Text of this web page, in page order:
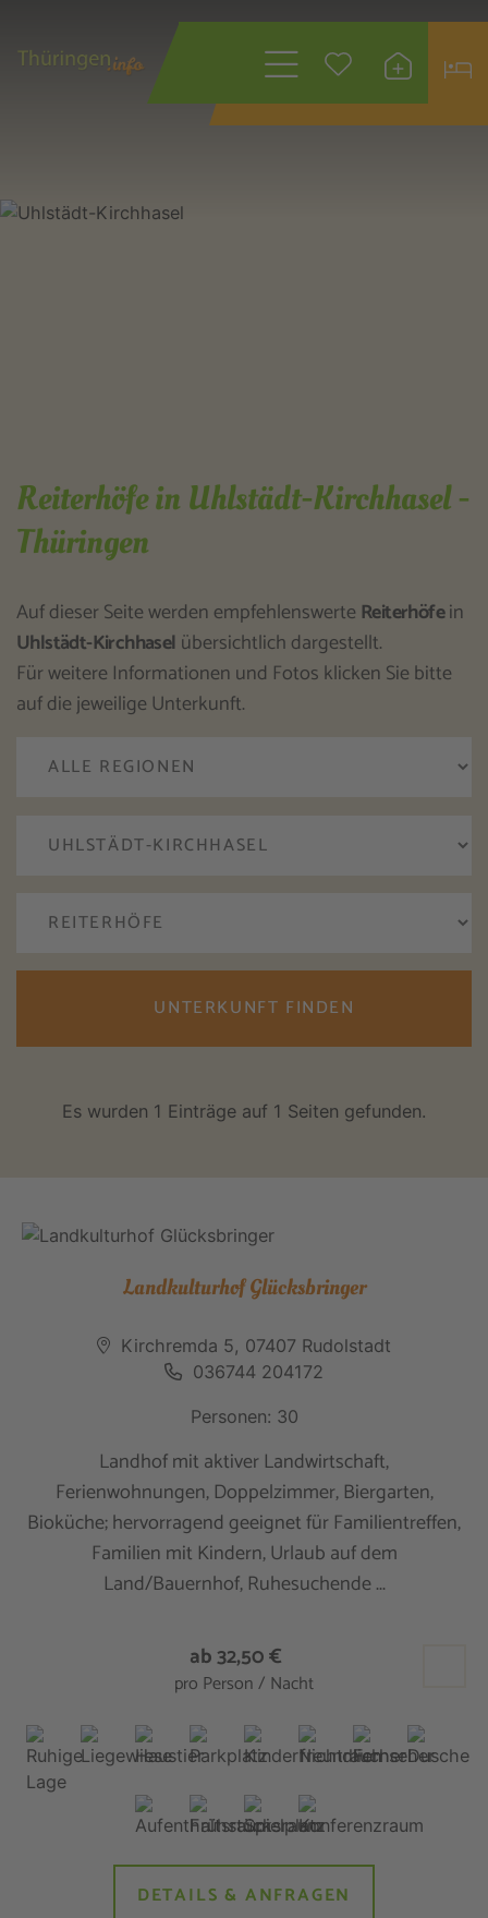
Wonach suchen
Reiterhöfe in Uhlstädt-Kirchhasel -
Thüringen
Auf dieser Seite werden empfehlenswerte Reiterhöfein
Uhlstädt-Kirchhasel übersichtlich dargestellt.
Für weitere Informationen und Fotos klicken Sie bitte
auf die jeweilige Unterkunft.
UNTERKUNFT FINDEN
Es wurden 1 Einträge auf 1 Seiten gefunden.
Landkulturhof Glücksbringer
Kirchremda 5, 07407 Rudolstadt
036744 204172
Personen: 30
Landhof mit aktiver Landwirtschaft,
Ferienwohnungen, Doppelzimmer, Biergarten,
Bioküche; hervorragend geeignet für Familientreffen,
Familien mit Kindern, Urlaub auf dem
Land/Bauernhof, Ruhesuchende ...
ab 32,50 €
pro Person / Nacht
DETAILS & ANFRAGEN